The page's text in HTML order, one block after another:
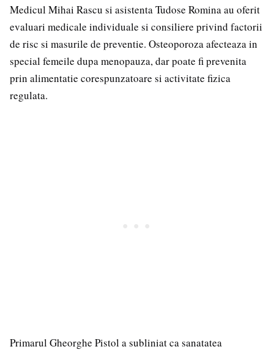
Medicul Mihai Rascu si asistenta Tudose Romina au oferit
evaluari medicale individuale si consiliere privind factorii
de risc si masurile de preventie. Osteoporoza afecteaza in
special femeile dupa menopauza, dar poate fi prevenita
prin alimentatie corespunzatoare si activitate fizica
regulata.
Primarul Gheorghe Pistol a subliniat ca sanatatea